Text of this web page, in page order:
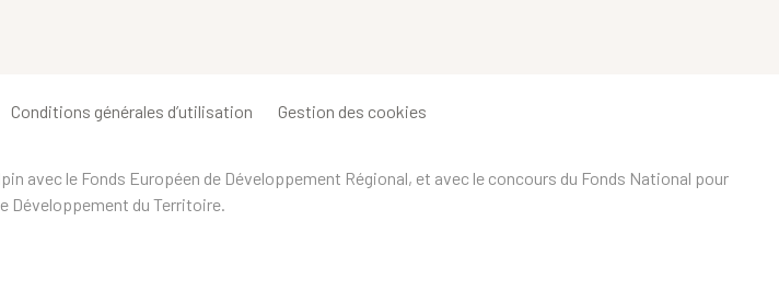
Conditions générales d’utilisation Gestion des cookies
avec le Fonds Européen de Développement Régional, et avec le concours du Fonds National pour
Développement du Territoire.